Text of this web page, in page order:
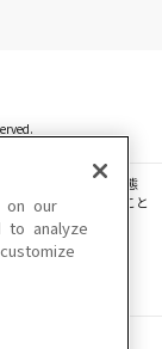
音声等を、手段や形態
ファイル化などすること
あります。
ます。
on our
to analyze